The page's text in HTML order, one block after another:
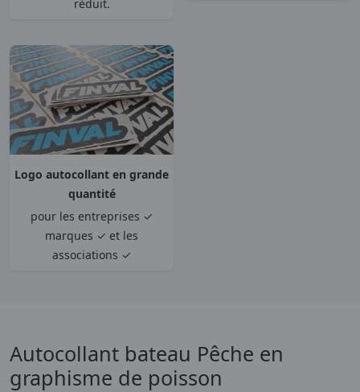
réduit.
Logo autocollant en grande
quantité
pour les entreprises ✓
marques ✓ et les
associations ✓
Autocollant bateau Pêche en
graphisme de poisson